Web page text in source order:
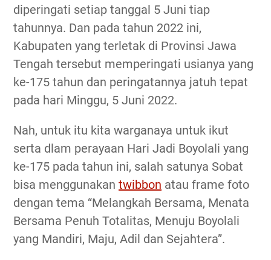
diperingati setiap tanggal 5 Juni tiap
tahunnya. Dan pada tahun 2022 ini,
Kabupaten yang terletak di Provinsi Jawa
Tengah tersebut memperingati usianya yang
ke-175 tahun dan peringatannya jatuh tepat
pada hari Minggu, 5 Juni 2022.
Nah, untuk itu kita warganaya untuk ikut
serta dlam perayaan Hari Jadi Boyolali yang
ke-175 pada tahun ini, salah satunya Sobat
bisa menggunakan twibbon atau frame foto
dengan tema “Melangkah Bersama, Menata
Bersama Penuh Totalitas, Menuju Boyolali
yang Mandiri, Maju, Adil dan Sejahtera”.